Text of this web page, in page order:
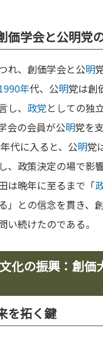
価学会と公明党
れ、創価学会と公明
年代、公明党は創
、 政党としての独
会の会員が公明党を
代に入ると、公明党
、政策決定の場で影
は晩年に至るまで「
」との信念を貫き、
い続けたのである。
化の振興：創価
を拓く鍵